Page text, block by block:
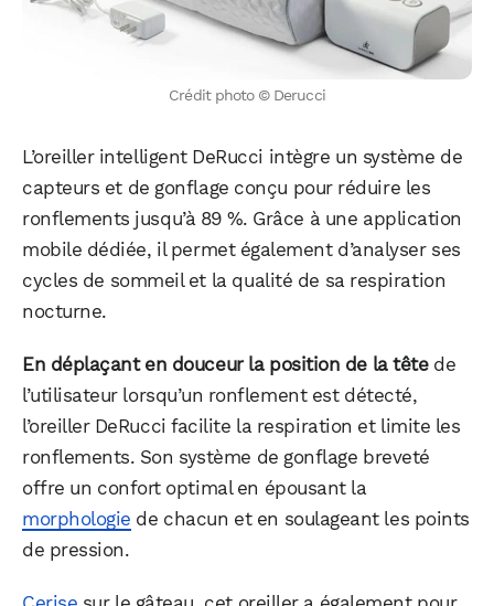
Crédit photo © Derucci
L’oreiller intelligent DeRucci intègre un système de
capteurs et de gonflage conçu pour réduire les
ronflements jusqu’à 89 %. Grâce à une application
mobile dédiée, il permet également d’analyser ses
cycles de sommeil et la qualité de sa respiration
nocturne.
En déplaçant en douceur la position de la têtede
l’utilisateur lorsqu’un ronflement est détecté,
l’oreiller DeRucci facilite la respiration et limite les
ronflements. Son système de gonflage breveté
offre un confort optimal en épousant la
morphologie de chacun et en soulageant les points
de pression.
Facebook X LinkedIn